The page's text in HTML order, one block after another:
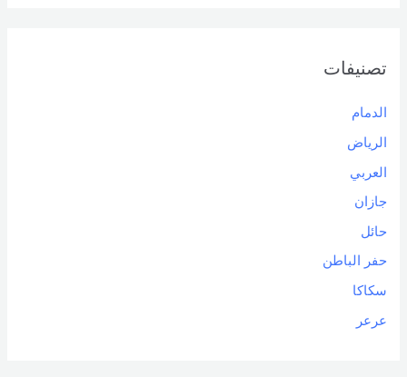
تصنيفات
الدمام
الرياض
العربي
جازان
حائل
حفر الباطن
سكاكا
عرعر